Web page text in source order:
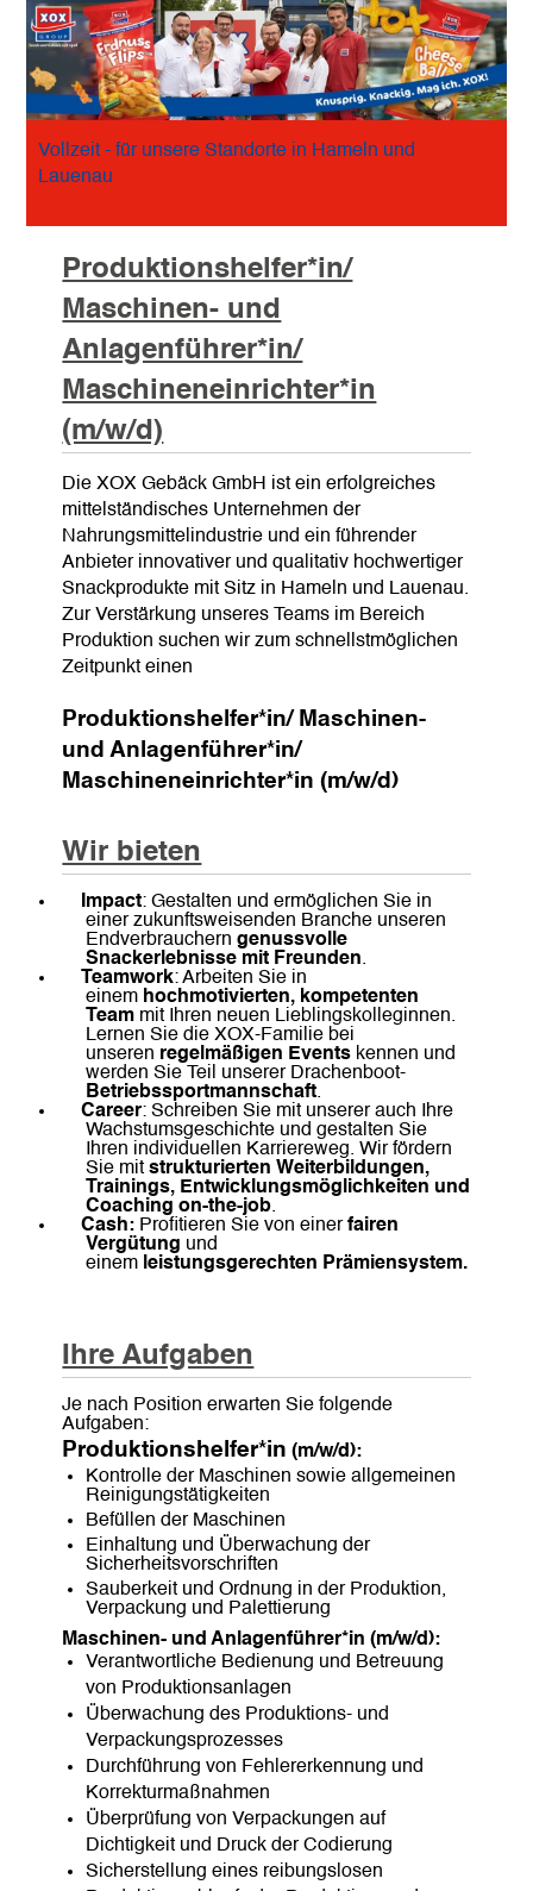
Vollzeit - für unsere Standorte in Hameln und
Lauenau
Produktionshelfer*in/
Maschinen- und
Anlagenführer*in/
Maschineneinrichter*in
(m/w/d)
Die XOX Gebäck GmbH ist ein erfolgreiches
mittelständisches Unternehmen der
Nahrungsmittelindustrie und ein führender
Anbieter innovativer und qualitativ hochwertiger
Snackprodukte mit Sitz in Hameln und Lauenau.
Zur Verstärkung unseres Teams im Bereich
Produktion suchen wir zum schnellstmöglichen
Zeitpunkt einen
Produktionshelfer*in/ Maschinen-
und Anlagenführer*in/
Maschineneinrichter*in (m/w/d)
Wir bieten
Impact: Gestalten und ermöglichen Sie in
einer zukunftsweisenden Branche unseren
Endverbraucherngenussvolle
Snackerlebnisse mit Freunden.
Teamwork: Arbeiten Sie in
einem hochmotivierten, kompetenten
Team mit Ihren neuen Lieblingskolleginnen.
Lernen Sie die XOX-Familie bei
unseren regelmäßigen Events kennen und
werden Sie Teil unserer Drachenboot-
Betriebssportmannschaft.
Career: Schreiben Sie mit unserer auch Ihre
Wachstumsgeschichte und gestalten Sie
Ihren individuellen Karriereweg. Wir fördern
Sie mitstrukturierten Weiterbildungen,
Trainings, Entwicklungsmöglichkeiten und
Coaching on-the-job.
Cash: Profitieren Sie von einerfairen
Vergütung und
einem leistungsgerechten Prämiensystem.
Ihre Aufgaben
Je nach Position erwarten Sie folgende
Aufgaben:
Produktionshelfer*in (m/w/d):
Kontrolle der Maschinen sowie allgemeinen
Reinigungstätigkeiten
Befüllen der Maschinen
Einhaltung und Überwachung der
Sicherheitsvorschriften
Sauberkeit und Ordnung in der Produktion,
Verpackung und Palettierung
Maschinen- und Anlagenführer*in (m/w/d):
Verantwortliche Bedienung und Betreuung
von Produktionsanlagen
Überwachung des Produktions- und
Verpackungsprozesses
Durchführung von Fehlererkennung und
Korrekturmaßnahmen
Überprüfung von Verpackungen auf
Dichtigkeit und Druck der Codierung
Sicherstellung eines reibungslosen